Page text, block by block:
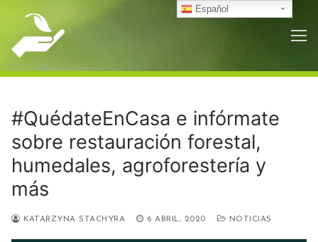
contenido
#QuédateEnCasa e infórmate
sobre restauración forestal,
humedales, agroforestería y
más
KATARZYNA STACHYRA 6 ABRIL, 2020 NOTICIAS
Español